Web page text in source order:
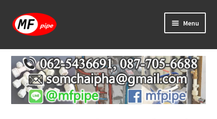
Skip
to
Skip
to
Menu
หน้าแรก
ร้านค้า
วิธีการเดินท่อ PAP